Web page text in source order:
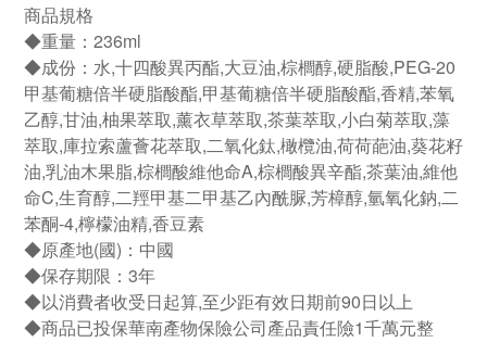
商品規格
◆重量：236ml
◆成份：水,十四酸異丙酯,大豆油,棕櫚醇,硬脂酸,PEG-20
甲基葡糖倍半硬脂酸酯,甲基葡糖倍半硬脂酸酯,香精,苯氧
乙醇,甘油,柚果萃取,薰衣草萃取,茶葉萃取,小白菊萃取,藻
萃取,庫拉索蘆薈花萃取,二氧化鈦,橄欖油,荷荷葩油,葵花籽
油,乳油木果脂,棕櫚酸維他命A,棕櫚酸異辛酯,茶葉油,維他
命C,生育醇,二羥甲基二甲基乙內酰脲,芳樟醇,氫氧化鈉,二
苯酮-4,檸檬油精,香豆素
◆原產地(國)：中國
◆保存期限：3年
◆以消費者收受日起算,至少距有效日期前90日以上
◆商品已投保華南產物保險公司產品責任險1千萬元整